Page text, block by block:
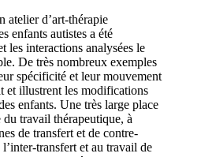
atelier d’art-thérapie
enfants autistes a été
les interactions analysées le
De très nombreux exemples
spécificité et leur mouvement
et illustrent les modifications
enfants. Une très large place
du travail thérapeutique, à
de transfert et de contre-
transfert et au travail de